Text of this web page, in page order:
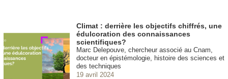
Climat : derrière les objectifs chiffrés, une
édulcoration des connaissances
scientifiques?
Marc Delepouve, chercheur associé au Cnam,
docteur en épistémologie, histoire des sciences et
des techniques
19 avril 2024